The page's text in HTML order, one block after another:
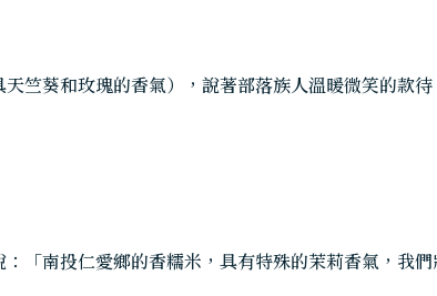
竺葵和玫瑰的香氣），說著部落族人溫暖微笑的款
「南投仁愛鄉的香糯米，具有特殊的茉莉香氣，我